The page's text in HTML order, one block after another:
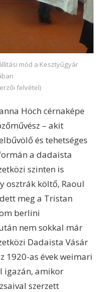
mód a Kesztyűgyár
felvétel)
Höch cérnaképe
– akit
és tehetséges
a dadaista
szinten is
osztrák költő, Raoul
meg a Tristan
berlini
nem sokkal már
Dadaista Vásár
1920-as évek weimari
igazán, amikor
szerzett